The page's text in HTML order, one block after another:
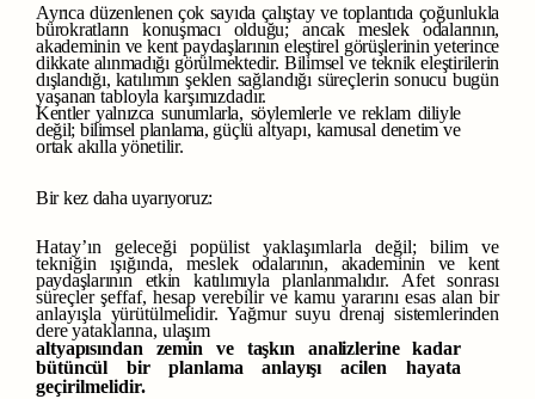
Ayrıca düzenlenen çok sayıda çalıştay ve toplantıda çoğunlukla
bürokratların
konuşmacı olduğu; ancak meslek
odalarının,
akademinin ve kent paydaşlarının eleştirel görüşlerinin yeterince
dikkate alınmadığı görülmektedir. Bilimsel ve teknik eleştirilerin
dışlandığı, katılımın şeklen sağlandığı süreçlerin sonucu bugün
yaşanan tabloyla karşımızdadır.
Kentler yalnızca sunumlarla, söylemlerle ve reklam diliyle
değil; bilimsel planlama, güçlü altyapı, kamusal denetim ve
ortak akılla yönetilir.
Bir kez daha uyarıyoruz:
Hatay’ın geleceği popülist yaklaşımlarla değil; bilim ve
tekniğin ışığında, meslek odalarının, akademinin ve
kent
paydaşlarının
etkin katılımıyla planlanmalıdır. Afetsonrası
süreçler şeffaf, hesap verebilir ve kamu yararını esas alan bir
anlayışla yürütülmelidir. Yağmur suyu drenaj sistemlerinden
dere yataklarına, ulaşım
altyapısından
zemin ve taşkın analizlerine
kadar
bütüncül
bir planlama anlayışı acilen hayata
geçirilmelidir.